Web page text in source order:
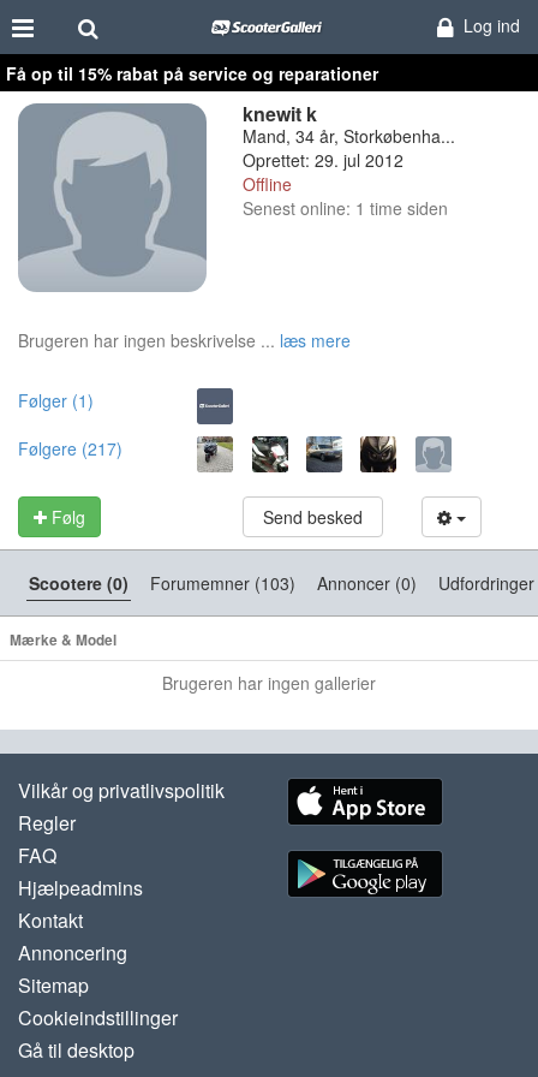
Log ind
Få op til 15% rabat på service og reparationer
knewit k
Mand, 34 år, Storkøbenha...
Oprettet: 29. jul 2012
Offline
Senest online: 1 time siden
Brugeren har ingen beskrivelse ... læs mere
Følger (1)
Følgere (217)
Følg Send besked
Scootere (0) Forumemner (103) Annoncer (0)
Mærke & Model
Brugeren har ingen gallerier
Vilkår og privatlivspolitik
Regler
FAQ
Hjælpeadmins
Kontakt
Annoncering
Sitemap
Cookieindstillinger
Gå til desktop